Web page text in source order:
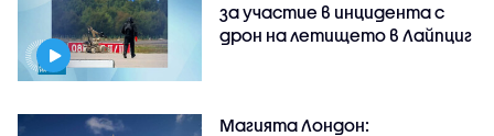
за участие в инцидента с
дрон на летището в Лайпциг
Магията Лондон: